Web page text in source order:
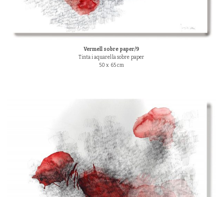
Vermell sobre paper/9
Tinta i aquarel·la sobre paper
50 x 65 cm